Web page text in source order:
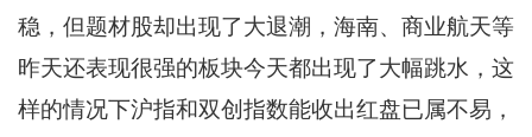
稳，但题材股却出现了大退潮，海南、商业航天等
昨天还表现很强的板块今天都出现了大幅跳水，这
样的情况下沪指和双创指数能收出红盘已属不易，